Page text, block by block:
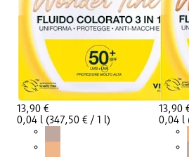
13,90 €
0,04 l (347,50 € / 1 l)
13,90
0,04 l